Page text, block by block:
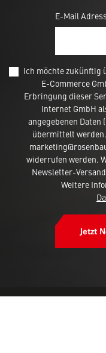
E-Mail
Ich möchte zukünftig
E-Commerce
Erbringung dieser
Internet GmbH
angegebenen Daten
übermittelt
widerrufen werden.
Newsletter-
Weitere
Jetzt